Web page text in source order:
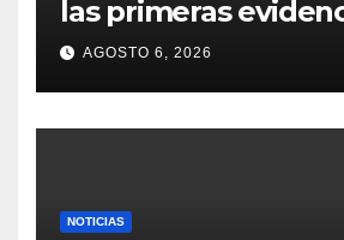
las primeras
arqueológicas de un
asistido en el
6000 años
AGOSTO 6, 2026
NOTICIAS